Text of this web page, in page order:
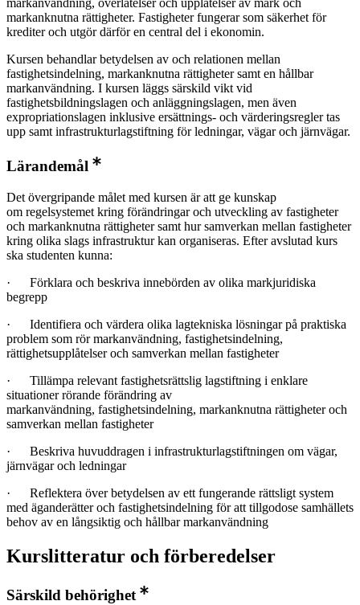
markanvändning, överlåtelser och upplåtelser av mark och
markanknutna rättigheter. Fastigheter fungerar som säkerhet för
krediter och utgör därför en central del i ekonomin.
Kursen behandlar betydelsen av och relationen mellan
fastighetsindelning, markanknutna rättigheter samt en hållbar
markanvändning. I kursen läggs särskild vikt vid
fastighetsbildningslagen och anläggningslagen, men även
expropriationslagen inklusive ersättnings- och värderingsregler tas
upp samt infrastrukturlagstiftning för ledningar, vägar och järnvägar.
Lärandemål
Det övergripande målet med kursen är att ge kunskap
om regelsystemet kring förändringar och utveckling av fastigheter
och markanknutna rättigheter samt hur samverkan mellan fastigheter
kring olika slags infrastruktur kan organiseras. Efter avslutad kurs
ska studenten kunna:
· Förklara och beskriva innebörden av olika markjuridiska
begrepp
· Identifiera och värdera olika lagtekniska lösningar på praktiska
problem som rör markanvändning, fastighetsindelning,
rättighetsupplåtelser och samverkan mellan fastigheter
· Tillämpa relevant fastighetsrättslig lagstiftning i enklare
situationer rörande förändring av
markanvändning, fastighetsindelning, markanknutna rättigheter och
samverkan mellan fastigheter
· Beskriva huvuddragen i infrastrukturlagstiftningen om vägar,
järnvägar och ledningar
· Reflektera över betydelsen av ett fungerande rättsligt system
med äganderätter och fastighetsindelning för att tillgodose samhällets
behov av en långsiktig och hållbar markanvändning
Kurslitteratur och förberedelser
Särskild behörighet